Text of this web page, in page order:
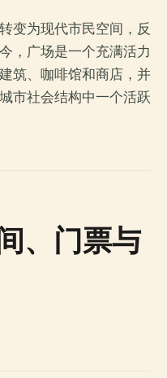
变为现代市民空间，反
，广场是一个充满活力
筑、咖啡馆和商店，并
市社会结构中一个活跃
、门票与